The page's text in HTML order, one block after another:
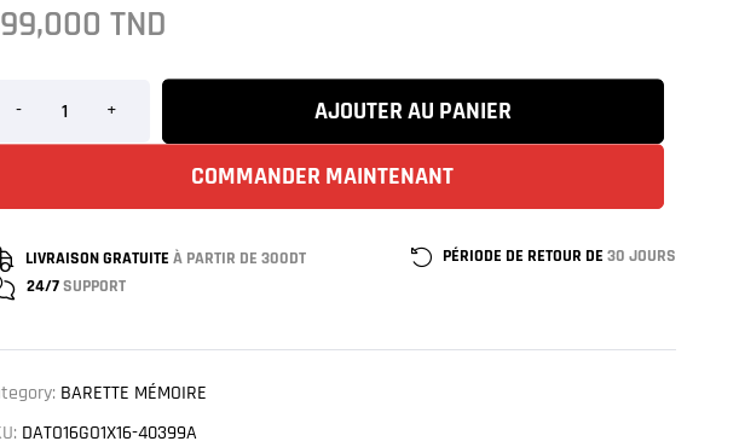
TND
- + AJOUTER AU PANIER
COMMANDER MAINTENANT
LIVRAISON GRATUITE À PARTIR DE 300DT PÉRIODE DE RETOUR DE 30 JOURS
24/7SUPPORT
BARETTE MÉMOIRE
DATO16GO1X16-40399A